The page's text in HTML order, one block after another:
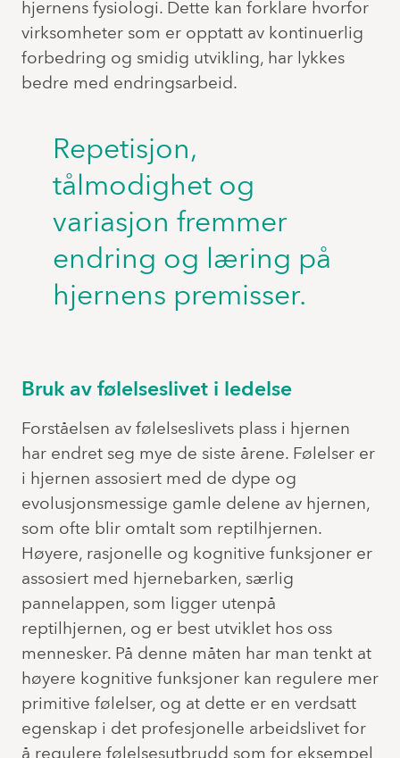
hjernens fysiologi. Dette kan forklare hvorfor
virksomheter som er opptatt av kontinuerlig
forbedring og smidig utvikling, har lykkes
bedre med endringsarbeid.
Repetisjon,
tålmodighet og
variasjon fremmer
endring og læring på
hjernens premisser.
Bruk av følelseslivet i ledelse
Forståelsen av følelseslivets plass i hjernen
har endret seg mye de siste årene. Følelser er
i hjernen assosiert med de dype og
evolusjonsmessige gamle delene av hjernen,
som ofte blir omtalt som reptilhjernen.
Høyere, rasjonelle og kognitive funksjoner er
assosiert med hjernebarken, særlig
pannelappen, som ligger utenpå
reptilhjernen, og er best utviklet hos oss
mennesker. På denne måten har man tenkt at
høyere kognitive funksjoner kan regulere mer
primitive følelser, og at dette er en verdsatt
egenskap i det profesjonelle arbeidslivet for
å regulere følelsesutbrudd som for eksempel